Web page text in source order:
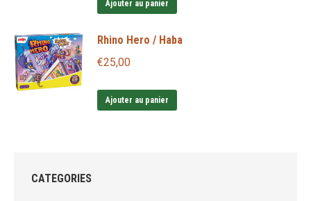
Ajouter au panier
Rhino Hero / Haba
€25,00
Ajouter au panier
CATEGORIES